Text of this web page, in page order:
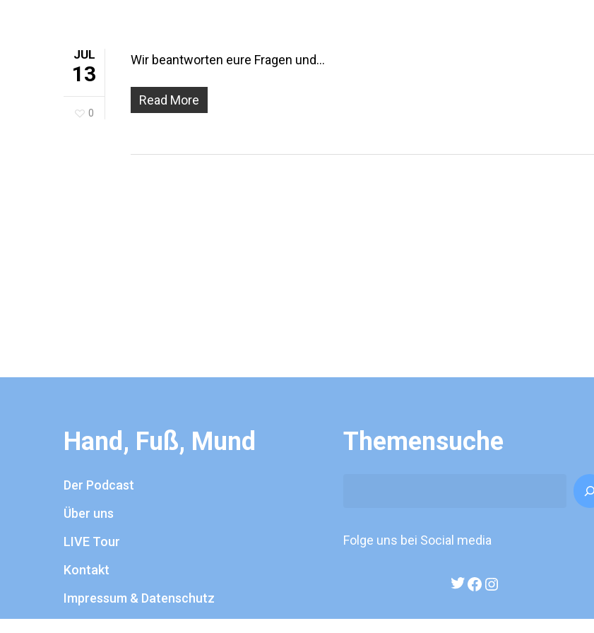
JUL
13
0
Wir beantworten eure Fragen und…
Read More
Hand, Fuß, Mund
Der Podcast
Über uns
LIVE Tour
Kontakt
Impressum & Datenschutz
Themensuche
Folge uns bei Social media
Twitter
Facebook